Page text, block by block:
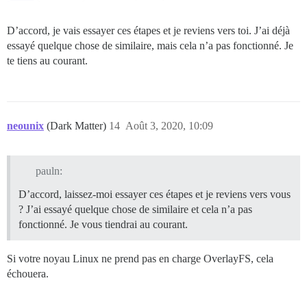
D’accord, je vais essayer ces étapes et je reviens vers toi. J’ai déjà
essayé quelque chose de similaire, mais cela n’a pas fonctionné. Je
te tiens au courant.
neounix (Dark Matter) Août 3, 2020, 10:09
14
pauln:
D’accord, laissez-moi essayer ces étapes et je reviens vers vous
? J’ai essayé quelque chose de similaire et cela n’a pas
fonctionné. Je vous tiendrai au courant.
Si votre noyau Linux ne prend pas en charge OverlayFS, cela
échouera.